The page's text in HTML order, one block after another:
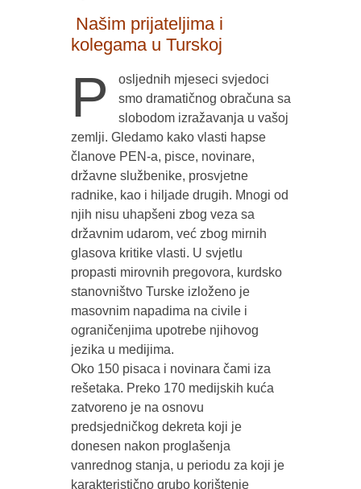
Našim prijateljima i
kolegama u Turskoj
P
osljednih mjeseci svjedoci
smo dramatičnog obračuna sa
slobodom izražavanja u vašoj
zemlji. Gledamo kako vlasti hapse
članove PEN-a, pisce, novinare,
državne službenike, prosvjetne
radnike, kao i hiljade drugih. Mnogi od
njih nisu uhapšeni zbog veza sa
državnim udarom, već zbog mirnih
glasova kritike vlasti. U svjetlu
propasti mirovnih pregovora, kurdsko
stanovništvo Turske izloženo je
masovnim napadima na civile i
ograničenjima upotrebe njihovog
jezika u medijima.
Oko 150 pisaca i novinara čami iza
rešetaka. Preko 170 medijskih kuća
zatvoreno je na osnovu
predsjedničkog dekreta koji je
donesen nakon proglašenja
vanrednog stanja, u periodu za koji je
karakteristično grubo korištenje